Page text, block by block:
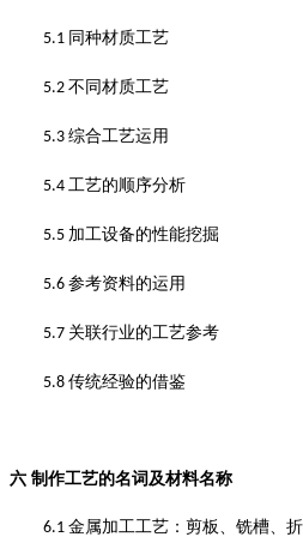
5.1 同种材质工艺
5.2 不同材质工艺
5.3 综合工艺运用
5.4 工艺的顺序分析
5.5 加工设备的性能挖掘
5.6 参考资料的运用
5.7 关联行业的工艺参考
5.8 传统经验的借鉴
六 制作工艺的名词及材料名称
6.1 金属加工工艺：剪板、铣槽、